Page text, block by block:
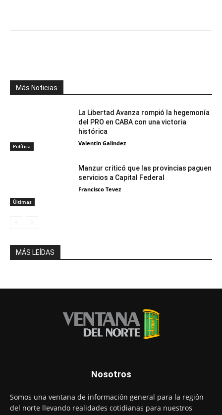
Más Noticias
Política
La Libertad Avanza rompió la hegemonía
del PRO en CABA con una victoria
histórica
Valentín Galindez
Últimas
Manzur criticó que las provincias paguen
servicios a Capital Federal
Francisco Tevez
MÁS LEÍDAS
Nosotros
Somos una ventana de información general para la región
del norte llevando realidades cotidianas para nuestros